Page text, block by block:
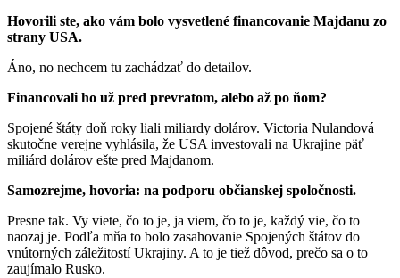
Hovorili ste, ako vám bolo vysvetlené financovanie Majdanu zo
strany USA.
Áno, no nechcem tu zachádzať do detailov.
Financovali ho už pred prevratom, alebo až po ňom?
Spojené štáty doň roky liali miliardy dolárov. Victoria Nulandová
skutočne verejne vyhlásila, že USA investovali na Ukrajine päť
miliárd dolárov ešte pred Majdanom.
Samozrejme, hovoria: na podporu občianskej spoločnosti.
Presne tak. Vy viete, čo to je, ja viem, čo to je, každý vie, čo to
naozaj je. Podľa mňa to bolo zasahovanie Spojených štátov do
vnútorných záležitostí Ukrajiny. A to je tiež dôvod, prečo sa o to
zaujímalo Rusko.